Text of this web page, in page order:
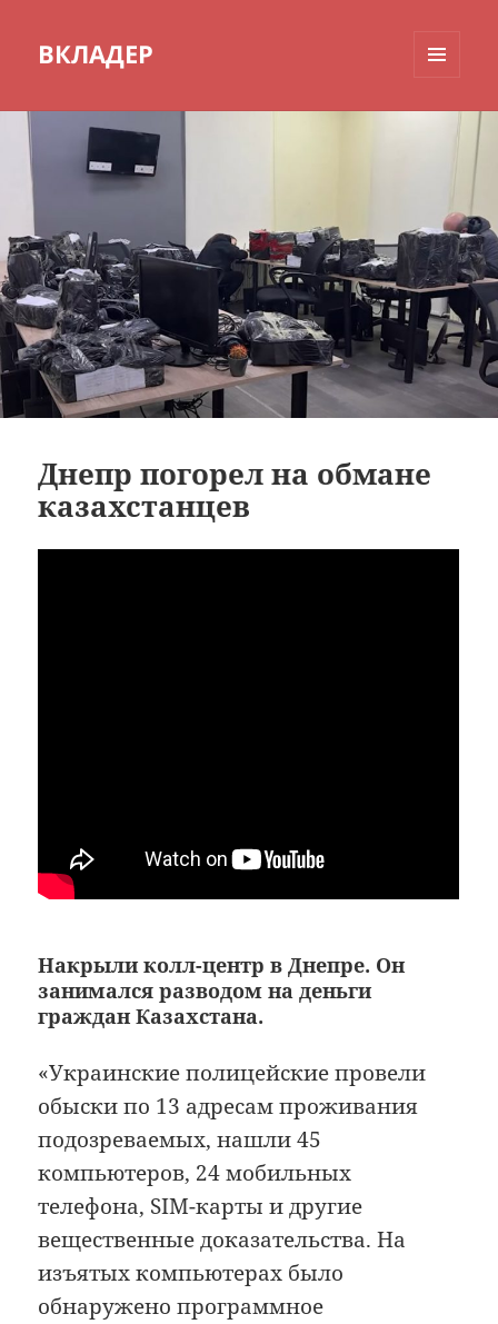
ВКЛАДЕР
ВИДЖЕТЫ
Днепр погорел на обмане
казахстанцев
Накрыли колл-центр в Днепре. Он
занимался разводом на деньги
граждан Казахстана.
«Украинские полицейские провели
обыски по 13 адресам проживания
подозреваемых, нашли 45
компьютеров, 24 мобильных
телефона, SIM-карты и другие
вещественные доказательства. На
изъятых компьютерах было
обнаружено программное